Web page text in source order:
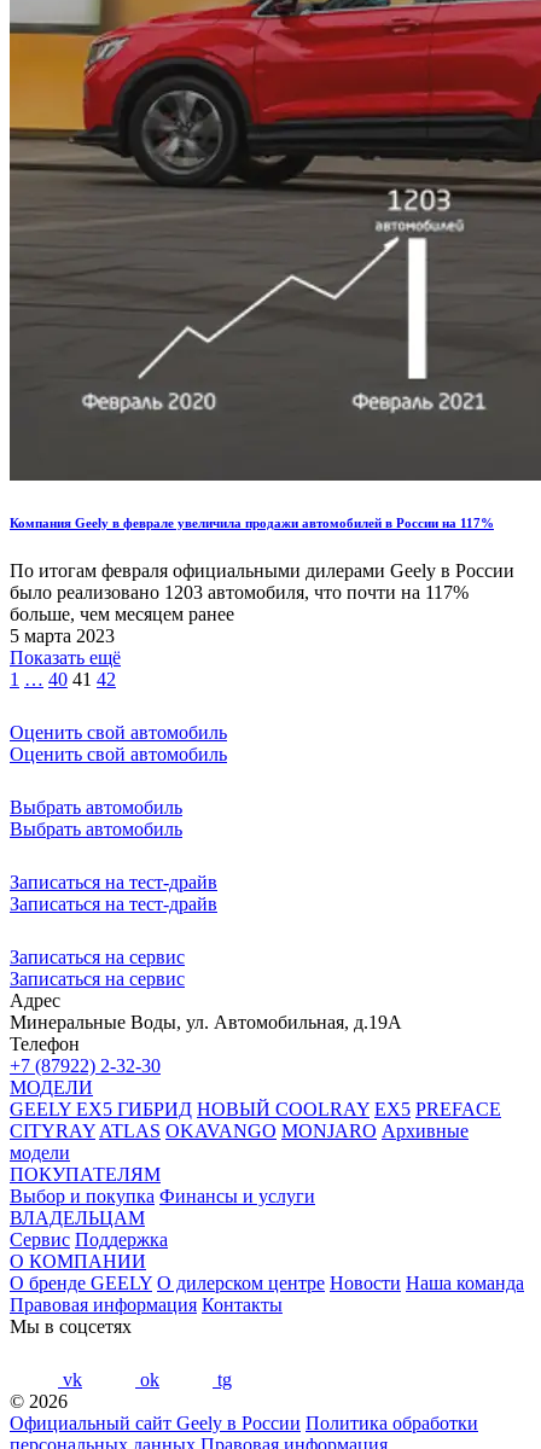
Компания Geely в феврале увеличила продажи автомобилей в России на 117%
По итогам февраля официальными дилерами Geely в России
было реализовано 1203 автомобиля, что почти на 117%
больше, чем месяцем ранее
5 марта 2023
Показать ещё
1 … 40 41 42
Оценить свой автомобиль
Оценить свой автомобиль
Выбрать автомобиль
Выбрать автомобиль
Записаться на тест-драйв
Записаться на тест-драйв
Записаться на сервис
Записаться на сервис
Адрес
Минеральные Воды, ул. Автомобильная, д.19А
Телефон
+7 (87922) 2-32-30
МОДЕЛИ
GEELY EX5 ГИБРИД НОВЫЙ COOLRAY EX5 PREFACE
CITYRAY ATLAS OKAVANGO MONJARO Архивные
модели
ПОКУПАТЕЛЯМ
Выбор и покупка Финансы и услуги
ВЛАДЕЛЬЦАМ
Сервис Поддержка
О КОМПАНИИ
О бренде GEELY О дилерском центре Новости Наша команда
Правовая информация Контакты
Мы в соцсетях
vk ok
tg
© 2026
Официальный сайт Geely в России Политика обработки
персональных данных Правовая информация